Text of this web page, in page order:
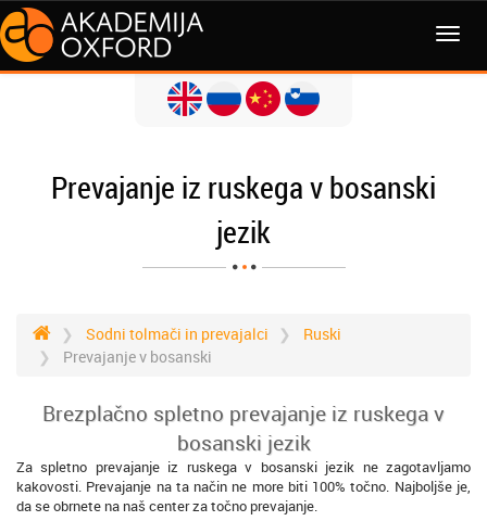
MENI
Prevajanje iz ruskega v bosanski
jezik
Sodni tolmači in prevajalci
Ruski
Prevajanje v bosanski
Brezplačno spletno prevajanje iz ruskega v
bosanski jezik
Za spletno prevajanje iz ruskega v bosanski jezik ne zagotavljamo
kakovosti. Prevajanje na ta način ne more biti 100% točno. Najboljše je,
da se obrnete na naš center za točno prevajanje.